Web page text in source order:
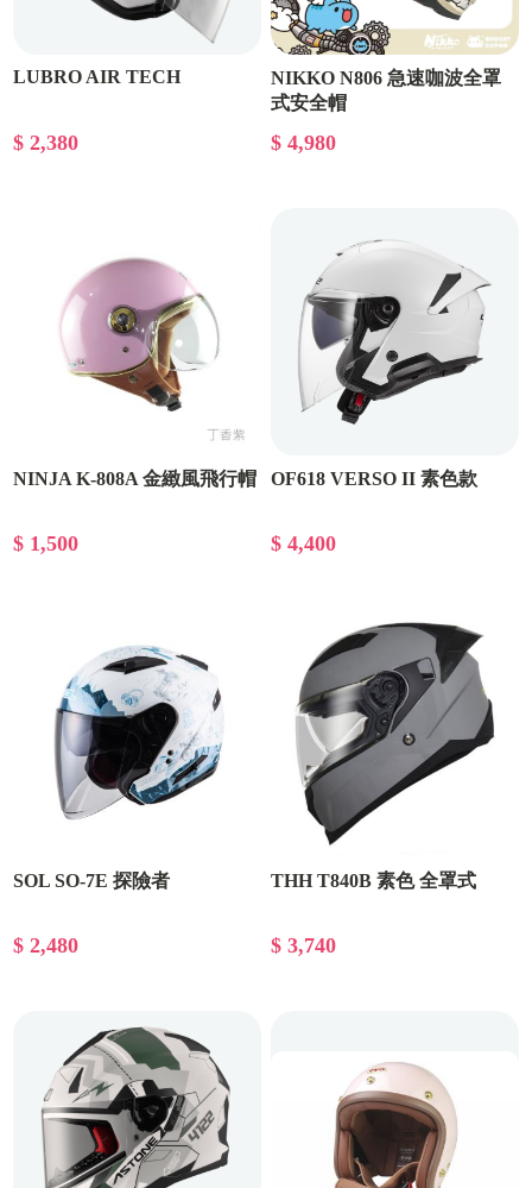
LUBRO AIR TECH
$ 2,380
NIKKO N806 急速咖波全罩
式安全帽
$ 4,980
NINJA K-808A 金緻風飛行帽
$ 1,500
OF618 VERSO II 素色款
$ 4,400
SOL SO-7E 探險者
$ 2,480
THH T840B 素色 全罩式
$ 3,740